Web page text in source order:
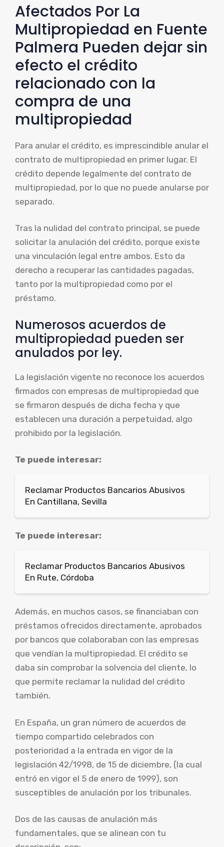
Afectados Por La
Multipropiedad en Fuente
Palmera Pueden dejar sin
efecto el crédito
relacionado con la
compra de una
multipropiedad
Para anular el crédito, es imprescindible anular el
contrato de multipropiedad en primer lugar. El
crédito depende legalmente del contrato de
multipropiedad, por lo que no puede anularse por
separado.
Tras la nulidad del contrato principal, se puede
solicitar la anulación del crédito, porque existe
una vinculación legal entre ambos. Esto da
derecho a recuperar las cantidades pagadas,
tanto por la multipropiedad como por el
préstamo.
Numerosos acuerdos de
multipropiedad pueden ser
anulados por ley.
La legislación vigente no reconoce los acuerdos
firmados con empresas de multipropiedad que
se firmaron después de dicha fecha y que
establecen una duración a perpetuidad, algo
prohibido por la legislación.
Te puede interesar:
Reclamar Productos Bancarios Abusivos
En Cantillana, Sevilla
Te puede interesar:
Reclamar Productos Bancarios Abusivos
En Rute, Córdoba
Además, en muchos casos, se financiaban con
préstamos ofrecidos directamente, aprobados
por bancos que colaboraban con las empresas
que vendían la multipropiedad. El crédito se
daba sin comprobar la solvencia del cliente, lo
que permite reclamar la nulidad del crédito
también.
En España, un gran número de acuerdos de
tiempo compartido celebrados con
posterioridad a la entrada en vigor de la
legislación 42/1998, de 15 de diciembre, (la cual
entró en vigor el 5 de enero de 1999), son
susceptibles de anulación por los tribunales.
Dos de las causas de anulación más
fundamentales, que se alinean con tu